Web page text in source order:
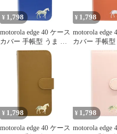
¥ 1,798
motorola edge 40 ケース
カバー 手帳型 うま 馬
edge 40ケース edge 40カ
バー edge40ケース
¥ 1,798
motorola edge
カバー 手帳型
edge 40ケース
¥ 1,798
motorola edge 40 ケース
¥ 1,798
motorola edge